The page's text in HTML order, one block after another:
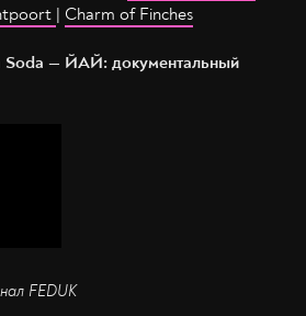
| Charm of Finches
Soda — ЙАЙ: документальный
FEDUK